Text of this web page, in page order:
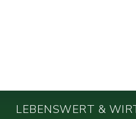
LEBENSWERT &